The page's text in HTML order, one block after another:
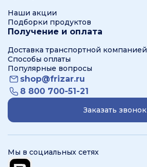
Наши акции
Подборки продуктов
Получение и оплата
Доставка транспортной компанией
Способы оплаты
Популярные вопросы
shop@frizar.ru
8 800 700-51-21
Заказать звонок
Мы в социальных сетях